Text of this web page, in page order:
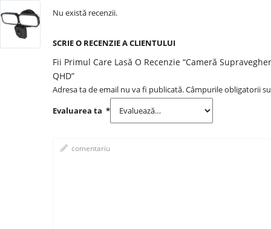
Nu există recenzii.
SCRIE O RECENZIE A CLIENTULUI
Fii Primul Care Lasă O Recenzie “Cameră
QHD”
Adresa ta de email nu va fi publicată.Câmpurile obligatorii
Evaluarea ta *